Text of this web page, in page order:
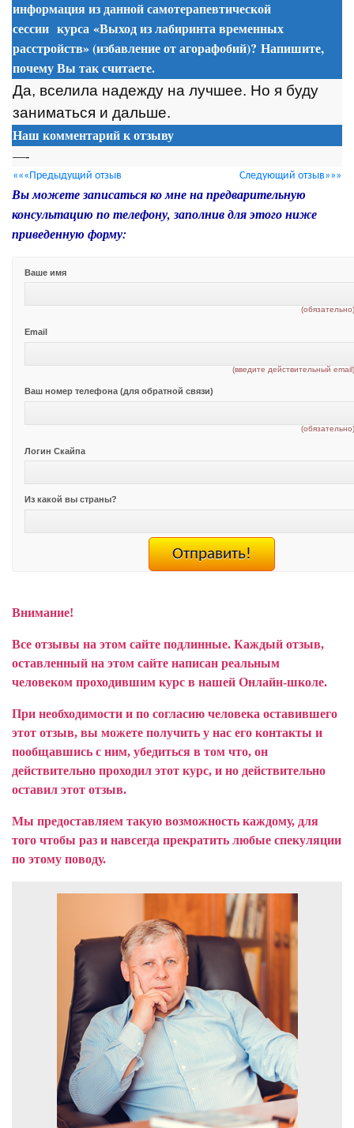
информация из даннойсамотерапевтической
сессии курса «Выход из лабиринта временных
расстройств» (избавление от агорафобий)? Напишите,
почему Вы так считаете.
Да, вселила надежду на лучшее. Но я буду
заниматься и дальше.
Наш комментарий к отзыву
—-
«««Предыдущий отзыв Следующий отзыв»»»
Вы можете записаться ко мне на предварительную
консультацию по телефону, заполнив для этого ниже
приведенную форму:
Ваше имя
Email
(введите действительный
Ваш номер телефона (для обратной связи)
Логин Скайпа
Из какой вы страны?
Внимание!
Все отзывы на этом сайте подлинные. Каждый отзыв,
оставленный на этом сайте написан реальным
человеком проходившим курс в нашей Онлайн-школе.
При необходимости и по согласию человека оставившего
этот отзыв, вы можете получить у нас его контакты и
пообщавшись с ним, убедиться в том что, он
действительно проходил этот курс, и но действительно
оставил этот отзыв.
Мы предоставляем такую возможность каждому, для
того чтобы раз и навсегда прекратить любые спекуляции
по этому поводу.